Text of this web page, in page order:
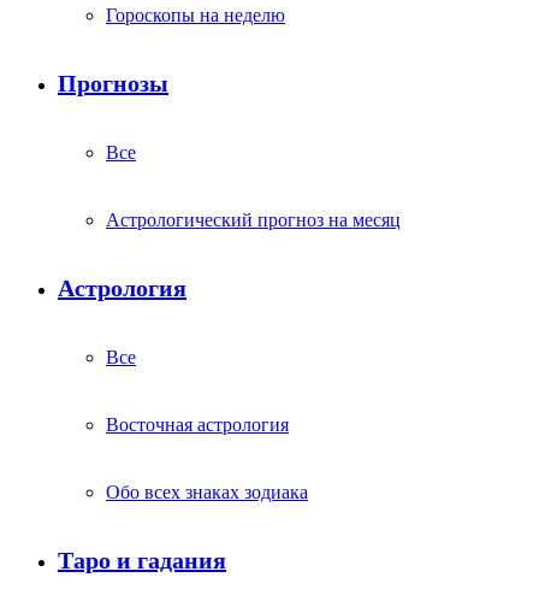
Гороскопы на неделю
Прогнозы
Все
Астрологический прогноз на месяц
Астрология
Все
Восточная астрология
Обо всех знаках зодиака
Таро и гадания